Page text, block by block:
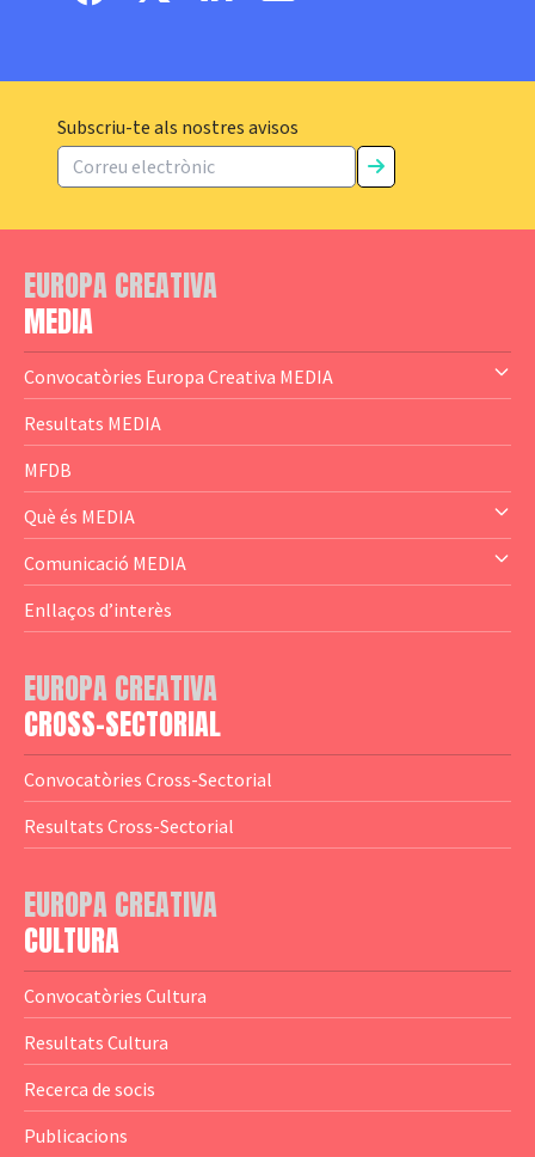
Subscriu-te als nostres avisos
EUROPA CREATIVA
MEDIA
Convocatòries Europa Creativa MEDIA
— Content Cluster
— Business Cluster
— Audience Cluster
— Altres
Resultats MEDIA
MFDB
Què és MEDIA
— El subprograma MEDIA
— Agència Executiva
— Logotips
Comunicació MEDIA
— Estrenes a Catalunya
— Notícies
— Publicacions
— Guies MEDIA
— Altres Guies
— Presentacions
— Estudis
Enllaços d’interès
EUROPA CREATIVA
CROSS-SECTORIAL
Convocatòries Cross-Sectorial
Resultats Cross-Sectorial
EUROPA CREATIVA
CULTURA
Convocatòries Cultura
Resultats Cultura
Recerca de socis
Publicacions